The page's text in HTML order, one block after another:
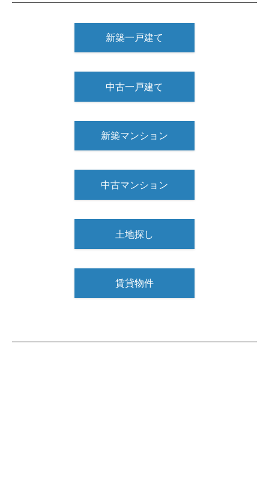
新築一戸建て
中古一戸建て
新築マンション
中古マンション
土地探し
賃貸物件